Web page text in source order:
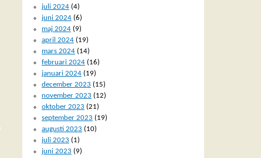
juli 2024 (4)
juni 2024 (6)
maj 2024 (9)
april 2024 (19)
mars 2024 (14)
februari 2024 (16)
januari 2024 (19)
december 2023 (15)
november 2023 (12)
oktober 2023 (21)
september 2023 (19)
augusti 2023 (10)
juli 2023 (1)
juni 2023 (9)